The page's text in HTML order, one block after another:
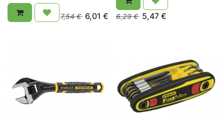
7,54€ 6,01 € 6,29€ 5,47€